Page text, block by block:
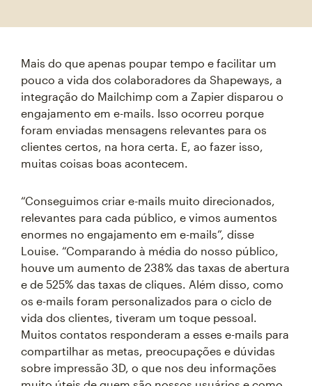
Mais do que apenas poupar tempo e facilitar um
pouco a vida dos colaboradores da Shapeways, a
integração do Mailchimp com a Zapier disparou o
engajamento em e-mails. Isso ocorreu porque
foram enviadas mensagens relevantes para os
clientes certos, na hora certa. E, ao fazer isso,
muitas coisas boas acontecem.
“Conseguimos criar e-mails muito direcionados,
relevantes para cada público, e vimos aumentos
enormes no engajamento em e-mails”, disse
Louise. “Comparando à média do nosso público,
houve um aumento de 238% das taxas de abertura
e de 525% das taxas de cliques. Além disso, como
os e-mails foram personalizados para o ciclo de
vida dos clientes, tiveram um toque pessoal.
Muitos contatos responderam a esses e-mails para
compartilhar as metas, preocupações e dúvidas
sobre impressão 3D, o que nos deu informações